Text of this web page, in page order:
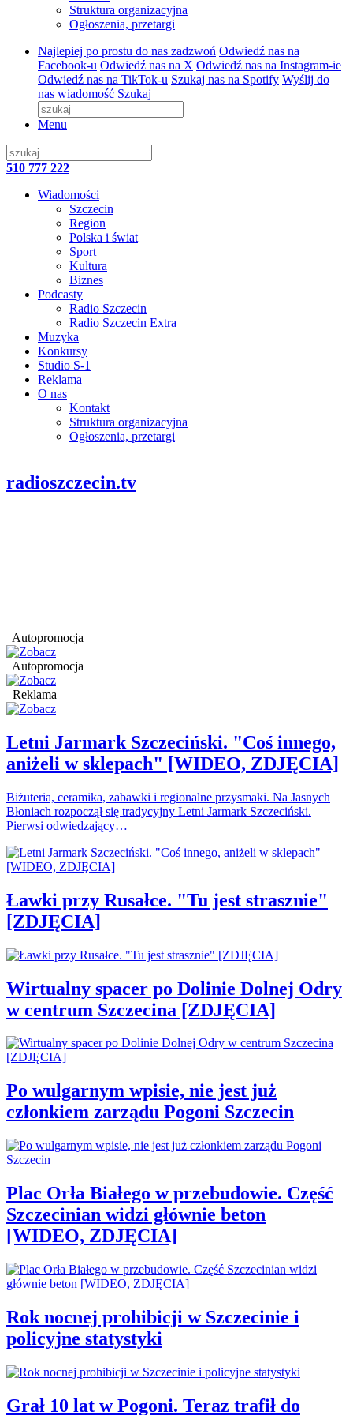
Struktura organizacyjna
Ogłoszenia, przetargi
Najlepiej po prostu do nas zadzwoń Odwiedź nas na
Facebook-u Odwiedź nas na X Odwiedź nas na Instagram-ie
Odwiedź nas na TikTok-u Szukaj nas na Spotify Wyślij do
nas wiadomość Szukaj
Menu
510 777 222
Wiadomości
Szczecin
Region
Polska i świat
Sport
Kultura
Biznes
Podcasty
Radio Szczecin
Radio Szczecin Extra
Muzyka
Konkursy
Studio S-1
Reklama
O nas
Kontakt
Struktura organizacyjna
Ogłoszenia, przetargi
radioszczecin.tv
Autopromocja
Autopromocja
Reklama
Letni Jarmark Szczeciński. "Coś innego,
aniżeli w sklepach" [WIDEO, ZDJĘCIA]
Biżuteria, ceramika, zabawki i regionalne przysmaki. Na Jasnych
Błoniach rozpoczął się tradycyjny Letni Jarmark Szczeciński.
Pierwsi odwiedzający…
Ławki przy Rusałce. "Tu jest strasznie"
[ZDJĘCIA]
Wirtualny spacer po Dolinie Dolnej Odry
w centrum Szczecina [ZDJĘCIA]
Po wulgarnym wpisie, nie jest już
członkiem zarządu Pogoni Szczecin
Plac Orła Białego w przebudowie. Część
Szczecinian widzi głównie beton
[WIDEO, ZDJĘCIA]
Rok nocnej prohibicji w Szczecinie i
policyjne statystyki
Grał 10 lat w Pogoni. Teraz trafił do